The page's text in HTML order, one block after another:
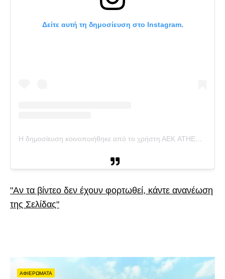
Δείτε αυτή τη δημοσίευση στο Instagram.
Η δημοσίευση κοινοποιήθηκε από το χρήστη ΑΕΚ ATHENS FC (@aekfc_official)
"Αν τα βίντεο δεν έχουν φορτωθεί, κάντε ανανέωση
της Σελίδας"
ΑΦΙΕΡΩΜΑΤΑ